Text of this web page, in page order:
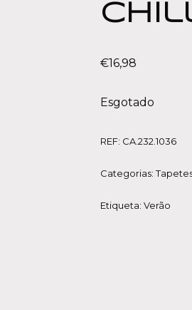
€16,98
Esgotado
REF: CA.232.1036
Categorias:
Etiqueta:Verão